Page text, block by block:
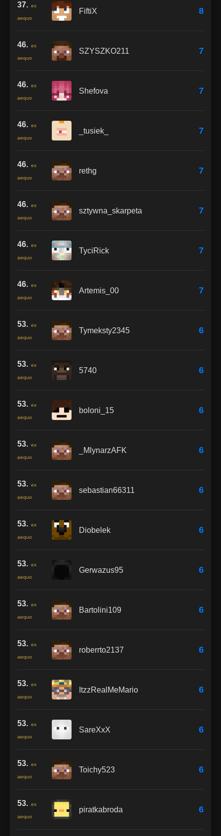
37. ex
aequo
FiftiX 8
46. ex
aequo
SZYSZKO211 7
46. ex
aequo
Shefova 7
46. ex
aequo
_tusiek_ 7
46. ex
aequo
rethg 7
46. ex
aequo
sztywna_skarpeta 7
46. ex
aequo
TyciRick 7
46. ex
aequo
Artemis_00 7
53. ex
aequo
Tymeksty2345 6
53. ex
aequo
5740 6
53. ex
aequo
boloni_15 6
53. ex
aequo
_MlynarzAFK 6
53. ex
aequo
sebastian66311 6
53. ex
aequo
Diobelek 6
53. ex
aequo
Gerwazus95 6
53. ex
aequo
Bartolini109 6
53. ex
aequo
roberrto2137 6
53. ex
aequo
ItzzRealMeMario 6
53. ex
aequo
SareXxX 6
53. ex
aequo
Toichy523 6
53. ex
aequo
piratkabroda 6